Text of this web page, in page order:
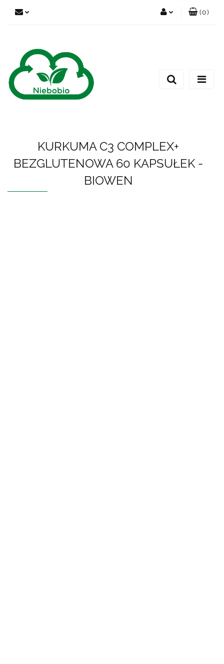
(0)
KURKUMA C3 COMPLEX+
BEZGLUTENOWA 60 KAPSUŁEK -
BIOWEN